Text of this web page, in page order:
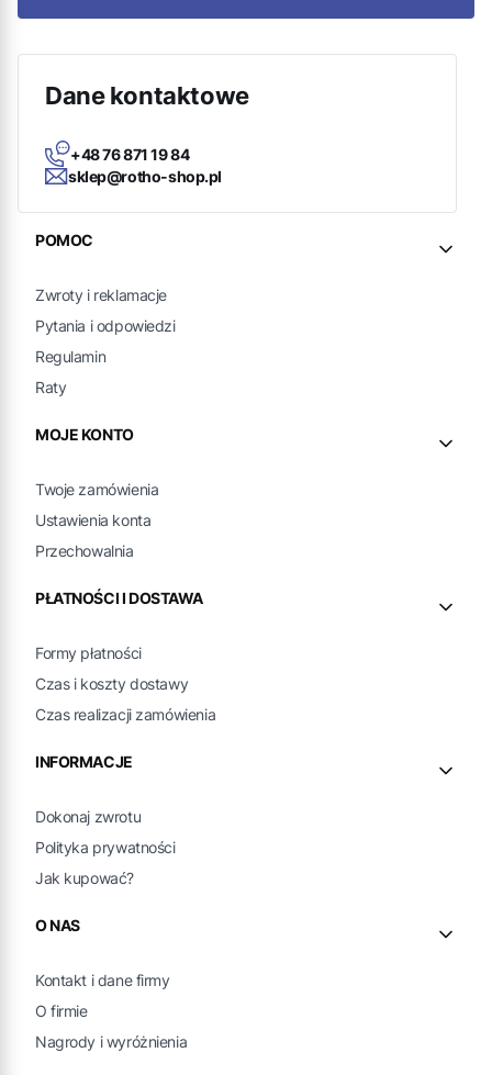
Dane kontaktowe
+48 76 871 19 84
sklep@rotho-shop.pl
Linki w stopce
POMOC
Zwroty i reklamacje
Pytania i odpowiedzi
Regulamin
Raty
MOJE KONTO
Twoje zamówienia
Ustawienia konta
Przechowalnia
PŁATNOŚCI I DOSTAWA
Formy płatności
Czas i koszty dostawy
Czas realizacji zamówienia
INFORMACJE
Dokonaj zwrotu
Polityka prywatności
Jak kupować?
O NAS
Kontakt i dane firmy
O firmie
Nagrody i wyróżnienia